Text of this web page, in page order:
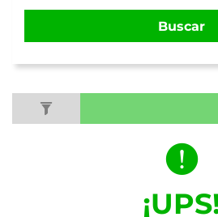
Buscar